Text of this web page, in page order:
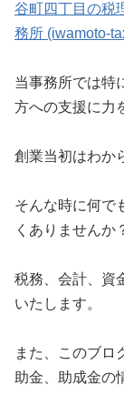
谷町四丁目の税
務所 (iwamoto-
当事務所では特
方への支援に力
創業当初はわか
そんな時に何で
くありませんか
税務、会計、資
いたします。
また、このブロ
助金、助成金の